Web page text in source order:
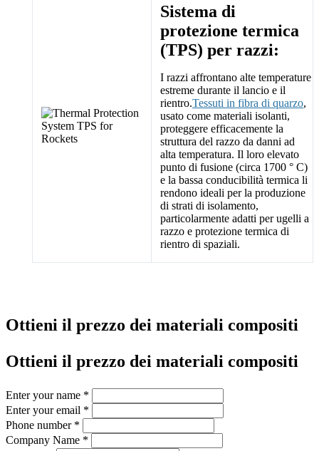
Sistema di
protezione termica
(TPS) per razzi:
I razzi affrontano alte temperature
estreme durante il lancio e il
rientro.Tessuti in fibra di quarzo,
usato come materiali isolanti,
proteggere efficacemente la
struttura del razzo da danni ad
alta temperatura. Il loro elevato
punto di fusione (circa 1700 ° C)
e la bassa conducibilità termica li
rendono ideali per la produzione
di strati di isolamento,
particolarmente adatti per ugelli a
razzo e protezione termica di
rientro di spaziali.
Ottieni il prezzo dei materiali compositi
Ottieni il prezzo dei materiali compositi
Enter your name *
Enter your email *
Phone number *
Company Name *